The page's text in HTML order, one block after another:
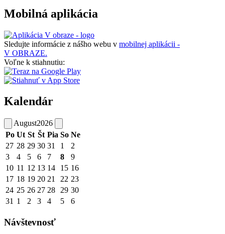
Mobilná aplikácia
Sledujte informácie z nášho webu v mobilnej aplikácii -
V OBRAZE.
Voľne k stiahnutiu:
Kalendár
August2026
Po Ut St Št Pia So Ne
27 28 29 30 31 1
2
3
4 5 6 7 8
9
10 11 12 13 14 15 16
17 18 19 20 21 22 23
24 25 26 27 28 29 30
31 1 2 3 4 5 6
Návštevnosť